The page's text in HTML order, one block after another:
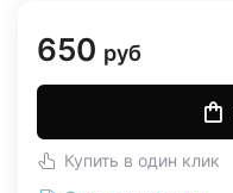
650 руб
Купить в один клик